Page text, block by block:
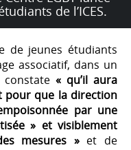
de l’ICES.
de jeunes étudiants
associatif, dans un
constate « qu’il aura
pour que la direction
par une
» et visiblement
mesures » et de